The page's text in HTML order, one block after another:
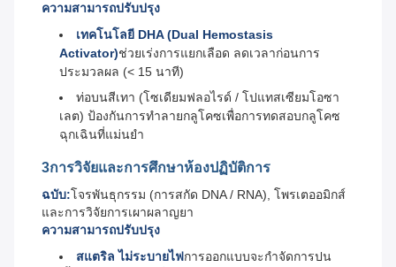
ความสามารถปรับปรุง
เทคโนโลยี DHA (Dual Hemostasis
Activator)ช่วยเร่งการแยกเลือด ลดเวลาก่อนการ
ประมวลผล (< 15 นาที)
ท่อบนสีเทา (โซเดียมฟลอไรด์ / โปแทสเซียมโอซา
เลต) ป้องกันการทําลายกลูโคซเพื่อการทดสอบกลูโคซ
ฉุกเฉินที่แม่นยํา
3การวิจัยและการศึกษาห้องปฏิบัติการ
ฉบับ:โจรพันธุกรรม (การสกัด DNA / RNA), โพรเตออมิกส์
และการวิจัยการเผาผลาญยา
ความสามารถปรับปรุง
สแตริล ไม่ระบายไฟการออกแบบจะกําจัดการปน